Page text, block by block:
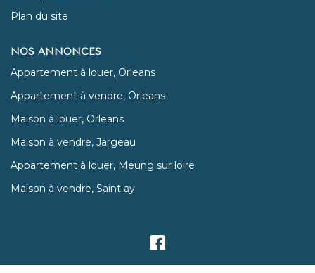
Plan du site
NOS ANNONCES
Appartement à louer, Orleans
Appartement à vendre, Orleans
Maison à louer, Orleans
Maison à vendre, Jargeau
Appartement à louer, Meung sur loire
Maison à vendre, Saint ay